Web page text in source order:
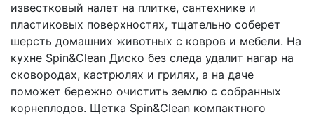
известковый налет на плитке, сантехнике и
пластиковых поверхностях, тщательно соберет
шерсть домашних животных с ковров и мебели. На
кухне Spin&Clean Диско без следа удалит нагар на
сковородах, кастрюлях и грилях, а на даче
поможет бережно очистить землю с собранных
корнеплодов. Щетка Spin&Clean компактного